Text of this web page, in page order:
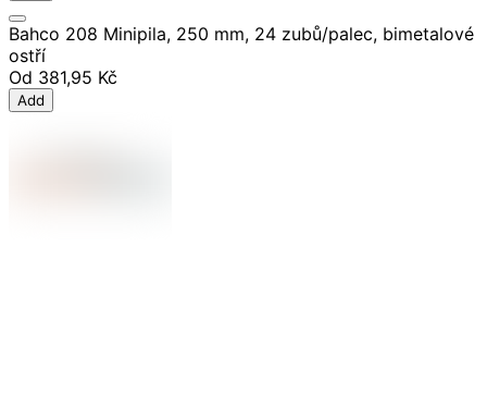
Bahco 208 Minipila, 250 mm, 24 zubů/palec, bimetalové
ostří
Od 381,95 Kč
Add